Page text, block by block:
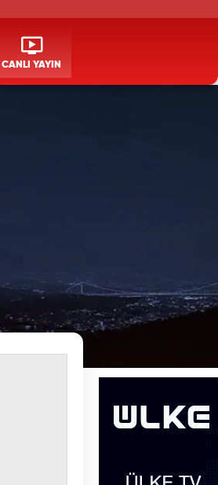
CANLI YAYIN